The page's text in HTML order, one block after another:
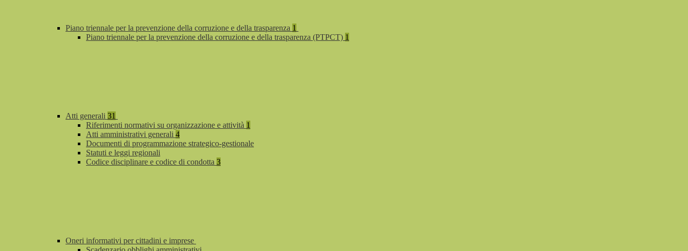
Piano triennale per la prevenzione della corruzione e della trasparenza 1
Piano triennale per la prevenzione della corruzione e della trasparenza (PTPCT) 1
Atti generali 31
Riferimenti normativi su organizzazione e attività 1
Atti amministrativi generali 4
Documenti di programmazione strategico-gestionale
Statuti e leggi regionali
Codice disciplinare e codice di condotta 3
Oneri informativi per cittadini e imprese